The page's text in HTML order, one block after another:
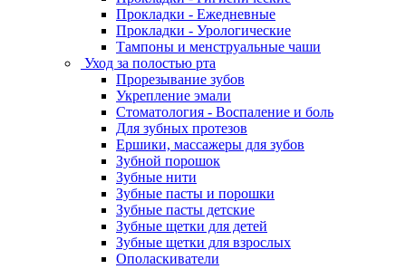
Прокладки - Ежедневные
Прокладки - Урологические
Тампоны и менструальные чаши
Уход за полостью рта
Прорезывание зубов
Укрепление эмали
Стоматология - Воспаление и боль
Для зубных протезов
Ершики, массажеры для зубов
Зубной порошок
Зубные нити
Зубные пасты и порошки
Зубные пасты детские
Зубные щетки для детей
Зубные щетки для взрослых
Ополаскиватели